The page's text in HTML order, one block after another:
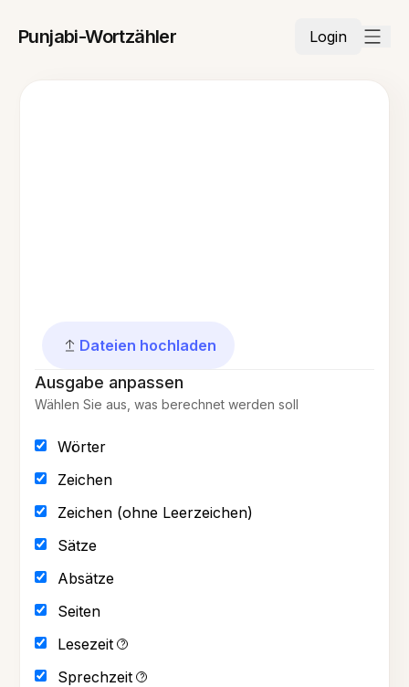
Punjabi-Wortzähler Login
Dateien hochladen
Ausgabe anpassen
Wählen Sie aus, was berechnet werden soll
Wörter
Zeichen
Zeichen (ohne Leerzeichen)
Sätze
Absätze
Seiten
Lesezeit
?
Sprechzeit ?